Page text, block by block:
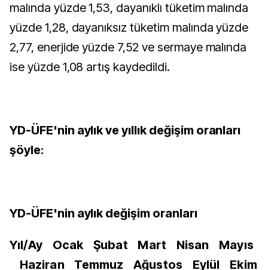
malında yüzde 1,53, dayanıklı tüketim malında
yüzde 1,28, dayanıksız tüketim malında yüzde
2,77, enerjide yüzde 7,52 ve sermaye malında
ise yüzde 1,08 artış kaydedildi.
YD-ÜFE'nin aylık ve yıllık değişim oranları
şöyle:
YD-ÜFE'nin aylık değişim oranları
Yıl/Ay Ocak Şubat Mart Nisan
Mayıs
Haziran
Temmuz Ağustos Eylül
Ekim